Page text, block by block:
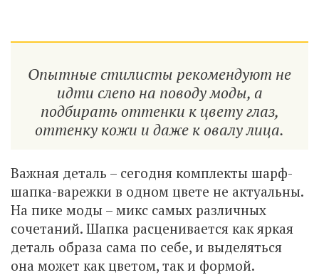
Опытные стилисты рекомендуют не
идти слепо на поводу моды, а
подбирать оттенки к цвету глаз,
оттенку кожи и даже к овалу лица.
Важная деталь – сегодня комплекты шарф-
шапка-варежки в одном цвете не актуальны.
На пике моды – микс самых различных
сочетаний. Шапка расценивается как яркая
деталь образа сама по себе, и выделяться
она может как цветом, так и формой.